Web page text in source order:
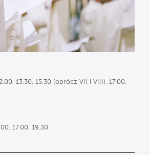
13.30, 15.30 (oprócz VII i VIII), 17.00,
17.00, 19.30